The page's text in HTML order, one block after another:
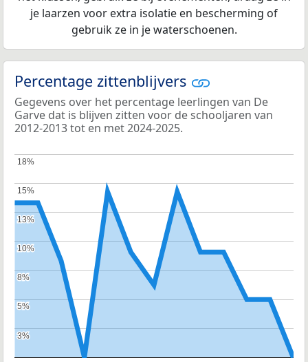
je laarzen voor extra isolatie en bescherming of
gebruik ze in je waterschoenen.
Percentage zittenblijvers
Gegevens over het percentage leerlingen van De
Garve dat is blijven zitten voor de schooljaren van
2012-2013 tot en met 2024-2025.
3%
3%
5%
5%
8%
8%
10%
10%
13%
13%
15%
15%
18%
18%